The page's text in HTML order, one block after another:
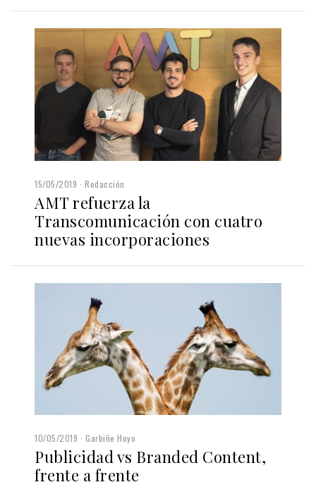
15/05/2019 Redacción
AMT refuerza la
Transcomunicación con cuatro
nuevas incorporaciones
10/05/2019 Garbiñe Hoyo
Publicidad vs Branded Content,
frente a frente